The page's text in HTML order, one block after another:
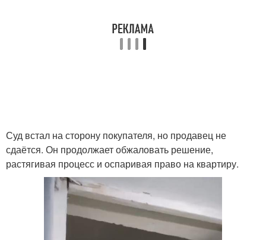
Суд встал на сторону покупателя, но продавец не
сдаётся. Он продолжает обжаловать решение,
растягивая процесс и оспаривая право на квартиру.